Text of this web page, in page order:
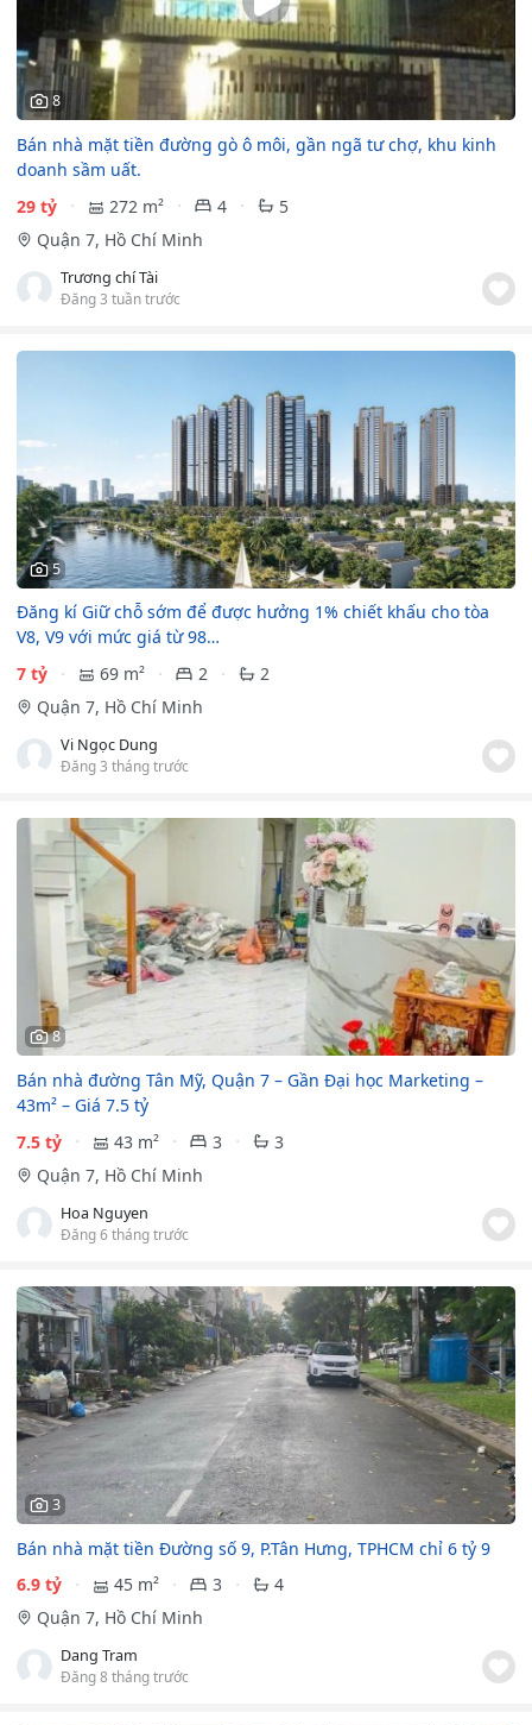
8
Bán nhà mặt tiền đường gò ô môi, gần ngã tư chợ, khu kinh
doanh sầm uất.
29 tỷ
272 m² 4
5
Quận 7, Hồ Chí Minh
Trương chí Tài
Đăng 3 tuần trước
5
Đăng kí Giữ chỗ sớm để được hưởng 1% chiết khấu cho tòa
V8, V9 với mức giá từ 98…
7 tỷ
69 m² 2
2
Quận 7, Hồ Chí Minh
Vi Ngọc Dung
Đăng 3 tháng trước
8
Bán nhà đường Tân Mỹ, Quận 7 – Gần Đại học Marketing –
43m² – Giá 7.5 tỷ
7.5 tỷ
43 m² 3
3
Quận 7, Hồ Chí Minh
Hoa Nguyen
Đăng 6 tháng trước
3
Bán nhà mặt tiền Đường số 9, P.Tân Hưng, TPHCM chỉ 6 tỷ 9
6.9 tỷ
45 m² 3
4
Quận 7, Hồ Chí Minh
Dang Tram
Đăng 8 tháng trước